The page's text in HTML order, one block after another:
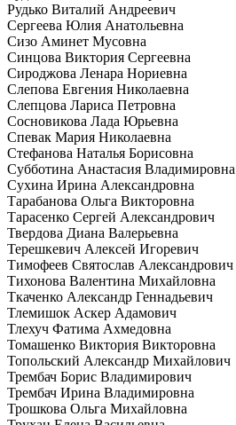
Рудько Виталий Андреевич
Сергеева Юлия Анатольевна
Сизо Аминет Мусовна
Синцова Виктория Сергеевна
Сироджова Ленара Нориевна
Слепова Евгения Николаевна
Слепцова Лариса Петровна
Сосновикова Лада Юрьевна
Спевак Мария Николаевна
Стефанова Наталья Борисовна
Субботина Анастасия Владимировна
Сухина Ирина Александровна
Тарабанова Ольга Викторовна
Тарасенко Сергей Александрович
Твердова Диана Валерьевна
Терешкевич Алексей Игоревич
Тимофеев Святослав Александрович
Тихонова Валентина Михайловна
Ткаченко Александр Геннадьевич
Тлемишок Аскер Адамович
Тлехуч Фатима Ахмедовна
Томашенко Виктория Викторовна
Топольский Александр Михайлович
Трембач Борис Владимирович
Трембач Ирина Владимировна
Трошкова Ольга Михайловна